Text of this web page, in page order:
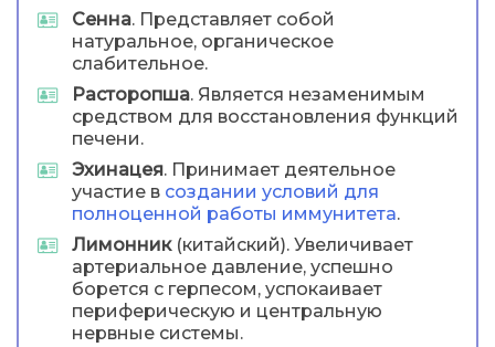
Сенна. Представляет собой
натуральное, органическое
слабительное.
Расторопша. Является незаменимым
средством для восстановления функций
печени.
Эхинацея. Принимает деятельное
участие в создании условий для
полноценной работы иммунитета.
Лимонник(китайский). Увеличивает
артериальное давление, успешно
борется с герпесом, успокаивает
периферическую и центральную
нервные системы.